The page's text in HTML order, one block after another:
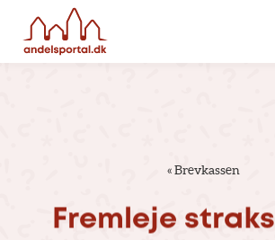
«Brevkassen
Fremleje straks